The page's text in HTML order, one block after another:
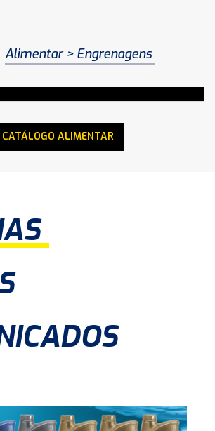
Alimentar Engrenagens
CATÁLOGO ALIMENTAR